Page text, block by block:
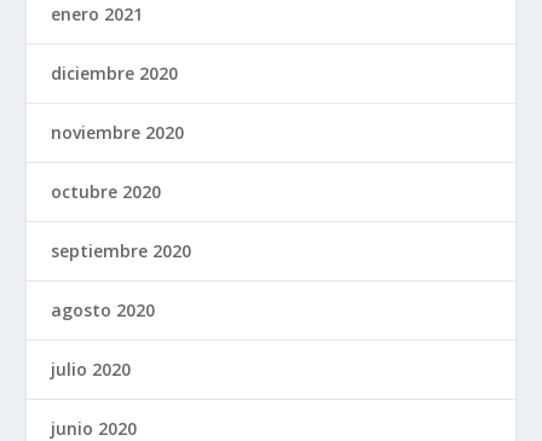
enero 2021
diciembre 2020
noviembre 2020
octubre 2020
septiembre 2020
agosto 2020
julio 2020
junio 2020